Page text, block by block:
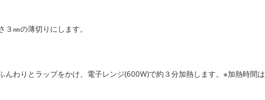
㎜の薄切りにします。
んわりとラップをかけ、電子レンジ(600W)で約３分加熱します。※加熱時間は